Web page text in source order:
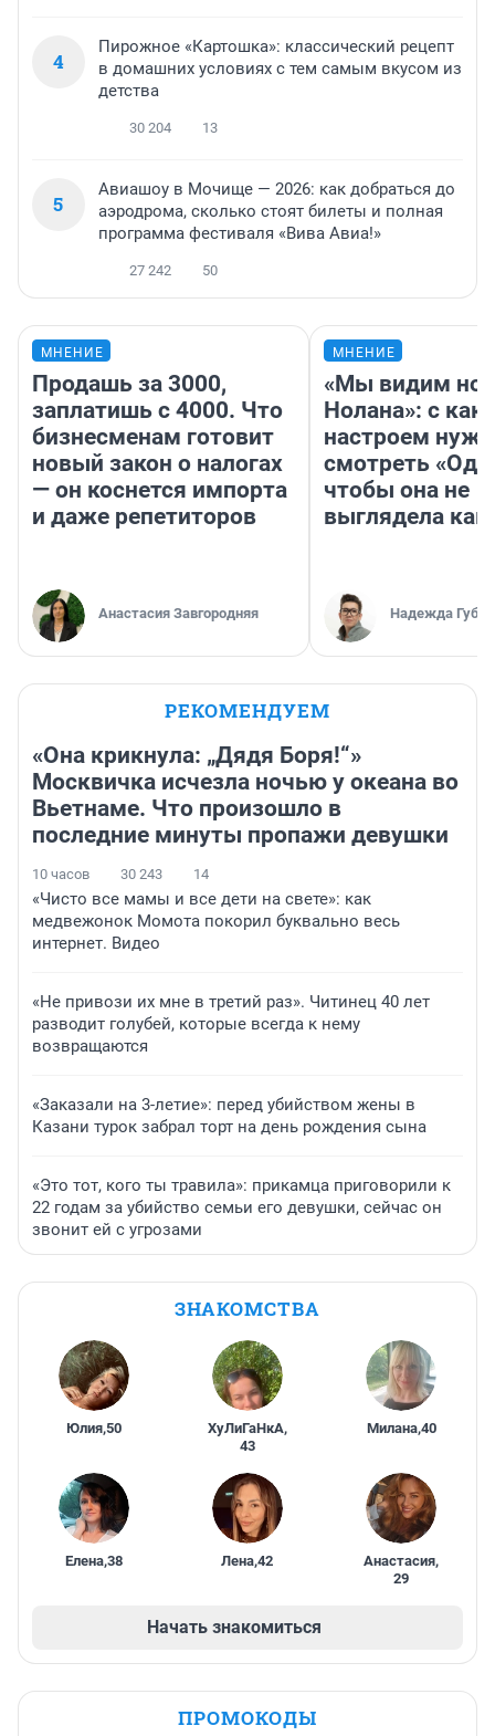
4
Пирожное «Картошка»: классический рецепт
в домашних условиях с тем самым вкусом из
детства
30 204 13
5
Авиашоу в Мочище — 2026: как добраться до
аэродрома, сколько стоят билеты и полная
программа фестиваля «Вива Авиа!»
27 242 50
МНЕНИЕ
Продашь за 3000,
заплатишь с 4000. Что
бизнесменам готовит
новый закон о налогах
— он коснется импорта
и даже репетиторов
Анастасия Завгородняя
МНЕНИЕ
«Мы видим
Нолана»: с
настроем
смотреть
чтобы она не
выглядела как
Надежда
РЕКОМЕНДУЕМ
«Она крикнула: „Дядя Боря!“»
Москвичка исчезла ночью у океана во
Вьетнаме. Что произошло в
последние минуты пропажи девушки
10 часов 30 243 14
«Чисто все мамы и все дети на свете»: как
медвежонок Момота покорил буквально весь
интернет. Видео
«Не привози их мне в третий раз». Читинец 40 лет
разводит голубей, которые всегда к нему
возвращаются
«Заказали на 3-летие»: перед убийством жены в
Казани турок забрал торт на день рождения сына
«Это тот, кого ты травила»: прикамца приговорили к
22 годам за убийство семьи его девушки, сейчас он
звонит ей с угрозами
ЗНАКОМСТВА
Юлия,50 ХуЛиГаНкА,
43
Милана,40
Елена,38 Лена,42 Анастасия,
29
Начать знакомиться
ПРОМОКОДЫ